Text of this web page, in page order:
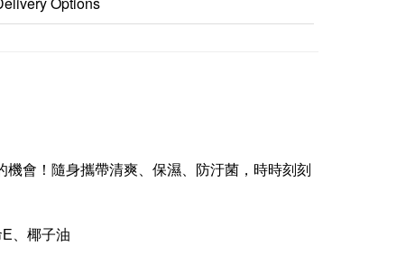
會！隨身攜帶清爽、保濕、防汙菌，時時刻刻
、椰子油